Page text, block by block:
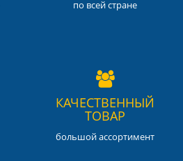
по всей стране
КАЧЕСТВЕННЫЙ
ТОВАР
большой ассортимент